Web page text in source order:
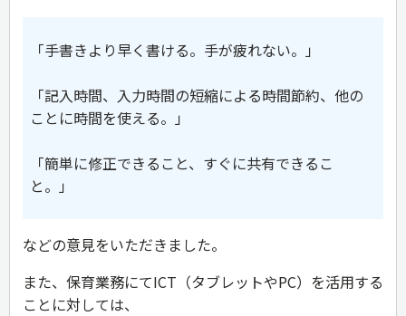
「手書きより早く書ける。手が疲れない。」
「記入時間、入力時間の短縮による時間節約、他の
ことに時間を使える。」
「簡単に修正できること、すぐに共有できるこ
と。」
などの意見をいただきました。
また、保育業務にてICT（タブレットやPC）を活用する
ことに対しては、